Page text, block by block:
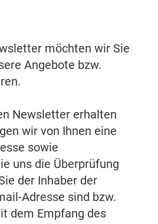
möchten wir Sie
Angebote bzw.
Newsletter erhalten
wir von Ihnen eine
sowie
uns die Überprüfung
der Inhaber der
Adresse sind bzw.
dem Empfang des